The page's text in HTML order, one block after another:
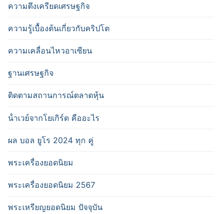
ความตึงเครียดเศรษฐกิจ
ความรู้เบื้องต้นเกี่ยวกับคริปโต
ความเคลื่อนไหวอาเซียน
ฐานเศรษฐกิจ
ติดตามสถานการณ์ตลาดหุ้น
น้ําเวย์จากโยเกิร์ต คืออะไร
ผล บอล ยูโร 2024 ทุก คู่
พระเครื่องยอดนิยม
พระเครื่องยอดนิยม 2567
พระเหรียญยอดนิยม ปัจจุบัน